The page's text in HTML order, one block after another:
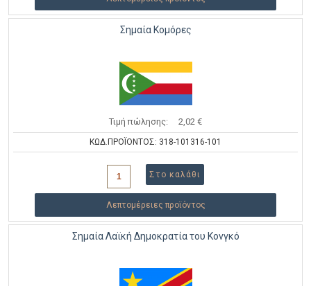
Σημαία Κομόρες
Τιμή πώλησης: 2,02 €
ΚΩΔ.ΠΡΟΪΟΝΤΟΣ: 318-101316-101
Λεπτομέρειες προϊόντος
Σημαία Λαϊκή Δημοκρατία του Κονγκό